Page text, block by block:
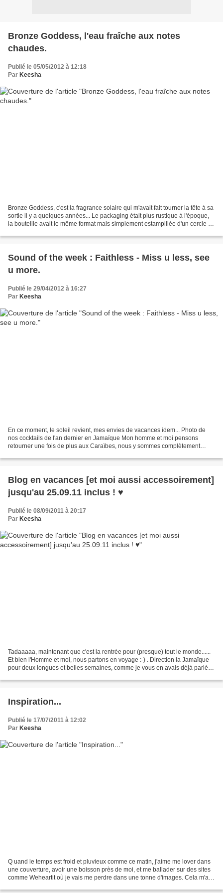
Bronze Goddess, l'eau fraîche aux notes
chaudes.
Publié le 05/05/2012 à 12:18
Par Keesha
Bronze Goddess, c'est la fragrance solaire qui m'avait fait tourner la tête à sa
sortie il y a quelques années... Le packaging était plus rustique à l'époque,
la bouteille avait le même format mais simplement estampillée d'un cercle en
Sound of the week : Faithless - Miss u less, see
u more.
Publié le 29/04/2012 à 16:27
Par Keesha
En ce moment, le soleil revient, mes envies de vacances idem... Photo de
nos cocktails de l'an dernier en Jamaïque Mon homme et moi pensons
retourner une fois de plus aux Caraïbes, nous y sommes complètement
Blog en vacances [et moi aussi accessoirement]
jusqu'au 25.09.11 inclus ! ♥
Publié le 08/09/2011 à 20:17
Par Keesha
Tadaaaaa, maintenant que c'est la rentrée pour (presque) tout le monde......
Et bien l'Homme et moi, nous partons en voyage :-) . Direction la Jamaïque
pour deux longues et belles semaines, comme je vous en avais déjà parlé.
Inspiration...
Publié le 17/07/2011 à 12:02
Par Keesha
Q uand le temps est froid et pluvieux comme ce matin, j'aime me lover dans
une couverture, avoir une boisson près de moi, et me ballader sur des sites
comme Weheartit où je vais me perdre dans une tonne d'images. Cela m'a